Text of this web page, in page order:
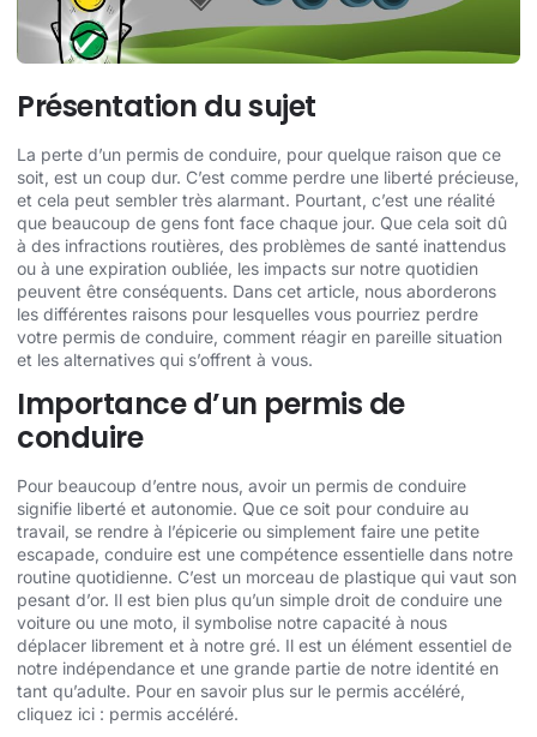
Présentation du sujet
La perte d’un permis de conduire, pour quelque raison que ce
soit, est un coup dur. C’est comme perdre une liberté précieuse,
et cela peut sembler très alarmant. Pourtant, c’est une réalité
que beaucoup de gens font face chaque jour. Que cela soit dû
à des infractions routières, des problèmes de santé inattendus
ou à une expiration oubliée, les impacts sur notre quotidien
peuvent être conséquents. Dans cet article, nous aborderons
les différentes raisons pour lesquelles vous pourriez perdre
votre permis de conduire, comment réagir en pareille situation
et les alternatives qui s’offrent à vous.
Importance d’un permis de
conduire
Pour beaucoup d’entre nous, avoir un permis de conduire
signifie liberté et autonomie. Que ce soit pour conduire au
travail, se rendre à l’épicerie ou simplement faire une petite
escapade, conduire est une compétence essentielle dans notre
routine quotidienne. C’est un morceau de plastique qui vaut son
pesant d’or. Il est bien plus qu’un simple droit de conduire une
voiture ou une moto, il symbolise notre capacité à nous
déplacer librement et à notre gré. Il est un élément essentiel de
notre indépendance et une grande partie de notre identité en
tant qu’adulte. Pour en savoir plus sur le permis accéléré,
cliquez ici : permis accéléré.